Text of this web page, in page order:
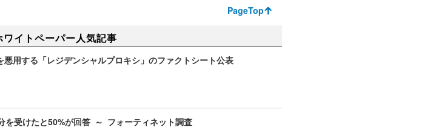
PageTop
ワイトペーパー人気記事
用する「レジデンシャルプロキシ」のファクトシート公表
を受けたと50%が回答 ～ フォーティネット調査